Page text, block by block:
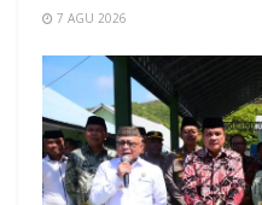
7 AGU 2026